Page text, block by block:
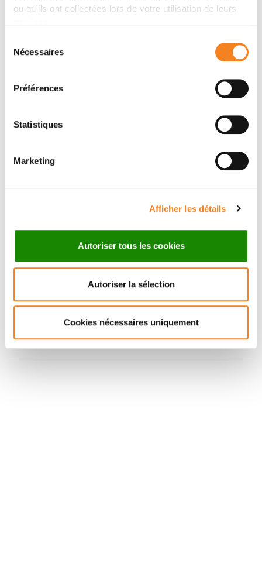
ou qu'ils ont collectées lors de votre utilisation de leurs
Nécessaires
Préférences
Statistiques
Marketing
Afficher les détails
Autoriser tous les cookies
Autoriser la sélection
Cookies nécessaires uniquement
E. Meyer, F. Goudjil, J. Tamburini, R. Dendale, Y. Kirova
Suivez l'Institut Curie
Retrouvez notre actualité sur les réseaux
sociaux et en vous inscrivant à notre newsletter.
Inscrivez-vous à la newsletter